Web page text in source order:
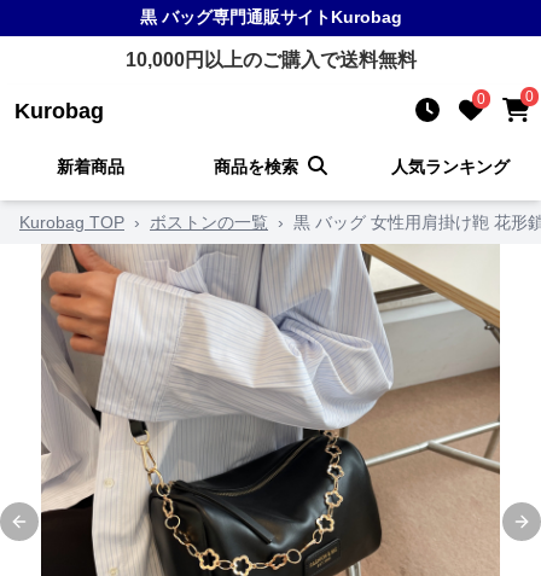
黒 バッグ専門通販サイトKurobag
10,000円以上のご購入で送料無料
Kurobag 0 0
新着商品 商品を検索 人気ランキング
Kurobag TOP › ボストンの一覧 › 黒 バッグ 女性用肩掛け鞄 花形
Previous slide